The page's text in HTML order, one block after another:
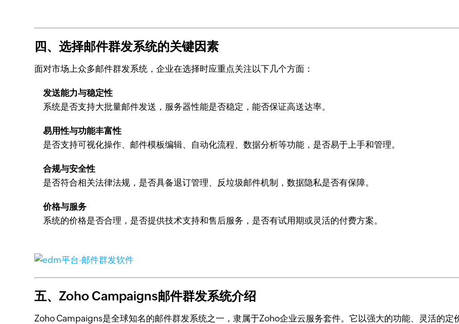
四、选择邮件群发系统的关键因素
面对市场上众多邮件群发系统，企业在选择时应重点关注以下几个方面：
发送能力与稳定性
系统是否支持大批量邮件发送，服务器性能是否稳定，能否保证高送达率。
易用性与功能丰富性
是否支持可视化操作、邮件模板编辑、自动化流程、数据分析等功能，是否易于上手和管理。
合规与安全性
是否符合相关法律法规，是否具备退订管理、反垃圾邮件机制，数据隐私是否有保障。
价格与服务
系统的价格是否合理，是否提供技术支持和售后服务，是否有试用期或灵活的付费方案。
五、Zoho Campaigns邮件群发系统介绍
Zoho Campaigns是全球知名的邮件群发系统之一，隶属于Zoho企业云服务套件。它以强大的功能、灵活的